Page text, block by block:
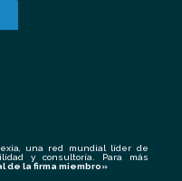
una red mundial líder de
y consultoría. Para más
de la firma miembro»